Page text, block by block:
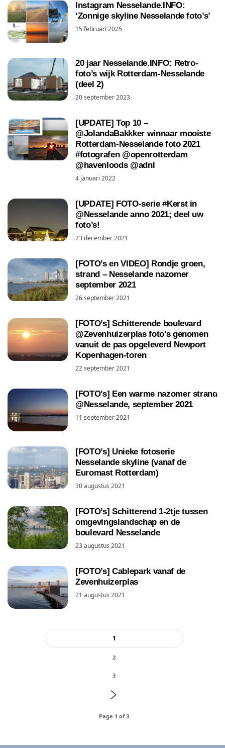
Instagram Nesselande.INFO:
‘Zonnige skyline Nesselande foto’s’
15 februari 2025
20 jaar Nesselande.INFO: Retro-
foto’s wijk Rotterdam-Nesselande
(deel 2)
20 september 2023
[UPDATE] Top 10 –
@JolandaBakkker winnaar mooiste
Rotterdam-Nesselande foto 2021
#fotografen @openrotterdam
@havenloods @adnl
4 januari 2022
[UPDATE] FOTO-serie #Kerst in
@Nesselande anno 2021; deel uw
foto’s!
23 december 2021
[FOTO’s en VIDEO] Rondje groen,
strand – Nesselande nazomer
september 2021
26 september 2021
[FOTO’s] Schitterende boulevard
@Zevenhuizerplas foto’s genomen
vanuit de pas opgeleverd Newport
Kopenhagen-toren
22 september 2021
[FOTO’s] Een warme nazomer strand
@Nesselande, september 2021
11 september 2021
[FOTO’s] Unieke fotoserie
Nesselande skyline (vanaf de
Euromast Rotterdam)
30 augustus 2021
[FOTO’s] Schitterend 1-2tje tussen
omgevingslandschap en de
boulevard Nesselande
23 augustus 2021
[FOTO’s] Cablepark vanaf de
Zevenhuizerplas
21 augustus 2021
1
2
3
Page 1 of 3